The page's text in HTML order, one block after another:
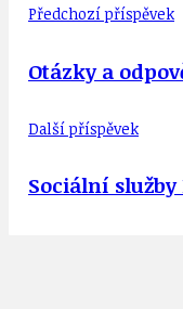
Předchozí příspěvek
Otázky a
Další příspěvek
Sociální služby